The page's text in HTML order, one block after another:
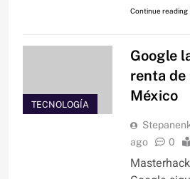
Continue reading
TECNOLOGÍA
Google
renta de
México
ago
0